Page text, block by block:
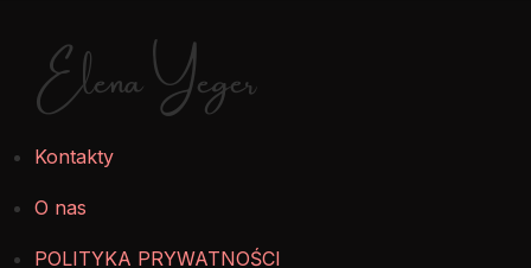
Elena Yeger
Kontakty
O nas
POLITYKA PRYWATNOŚCI